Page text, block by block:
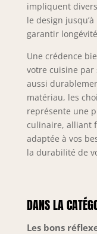
impliquent
le design
garantir
Une crédence
votre cuisine par
aussi
matériau, les
représente une
culinaire, alliant
adaptée à vos
la durabilité de
DANS LA
Les bons